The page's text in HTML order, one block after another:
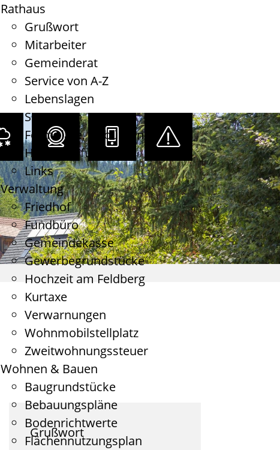
Rathaus
Grußwort
Mitarbeiter
Gemeinderat
Service von A-Z
Lebenslagen
Satzungen
Formulare, Gebühren
Haushaltsführung
Links
Verwaltung
Friedhof
Fundbüro
Gemeindekasse
Gewerbegrundstücke
Hochzeit am Feldberg
Kurtaxe
Verwarnungen
Wohnmobilstellplatz
Zweitwohnungssteuer
Wohnen & Bauen
Baugrundstücke
Bebauungspläne
Bodenrichtwerte
Flächennutzungsplan
Grußwort